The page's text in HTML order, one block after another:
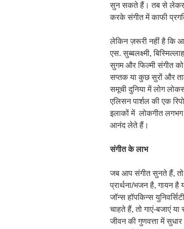
सुन सकते हैं। तब से लेकर
करके संगीत में काफी
लेकिन ज़रूरी नहीं है कि
एस. सुब्बलक्ष्मी,
सुगम और फिल्मी संगीत
सप्तक या कुछ सुरों और
समूची दुनिया में लोग
एलिसन पार्शल की एक
इलाकों में लोकगीत
आनंद लेते हैं।
संगीत के लाभ
जब आप संगीत सुनते हैं, तो
प्रार्थना/भजन है, गायन है
जॉन्स हॉपकिन्स
चाहते हैं, तो गाएं-बजाएं
जीवन की गुणवत्ता में